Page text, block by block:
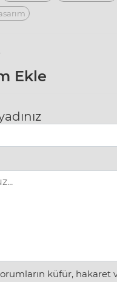
Ekle
küfür, hakaret